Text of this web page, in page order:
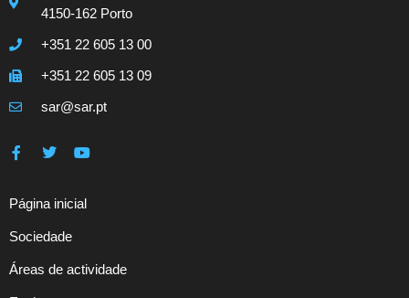
4150-162 Porto
+351 22 605 13 00
+351 22 605 13 09
sar@sar.pt
Página inicial
Sociedade
Áreas de actividade